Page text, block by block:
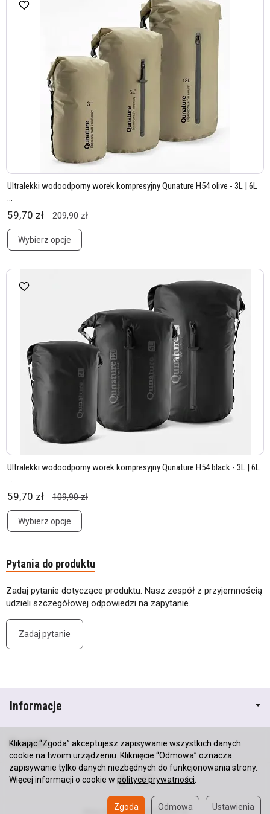
Ultralekki wodoodporny worek kompresyjny Qunature H54 olive - 3L | 6L
...
59,70 zł 209,90 zł
Wybierz opcje
Ultralekki wodoodporny worek kompresyjny Qunature H54 black - 3L | 6L
...
59,70 zł 109,90 zł
Wybierz opcje
Pytania do produktu
Zadaj pytanie dotyczące produktu. Nasz zespół z przyjemnością
udzieli szczegółowej odpowiedzi na zapytanie.
Zadaj pytanie
Informacje
Kontakt
Sklep internetowy SOTESHOP AI
Klikając “Zgoda” akceptujesz zapisywanie wszystkich danych
cookie na twoim urządzeniu. Kliknięcie “Odmowa” oznacza
zapisywanie tylko danych niezbędnych do funkcjonowania strony.
Więcej informacji o cookie w polityce prywatności
Ustawienia
Odmowa
Zgoda